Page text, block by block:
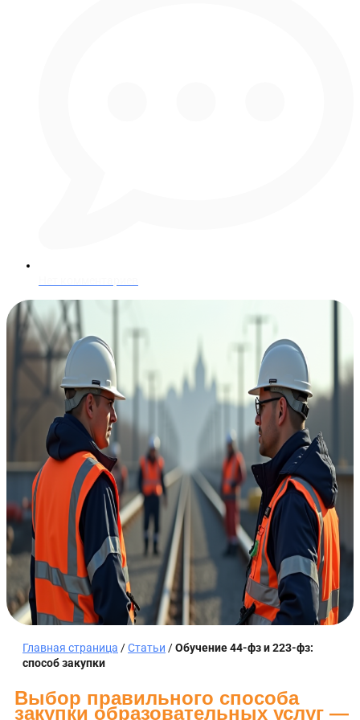
Главная страница /Статьи /Обучение 44-фз и 223-фз:
способ закупки
Выбор правильного способа
закупки образовательных услуг —